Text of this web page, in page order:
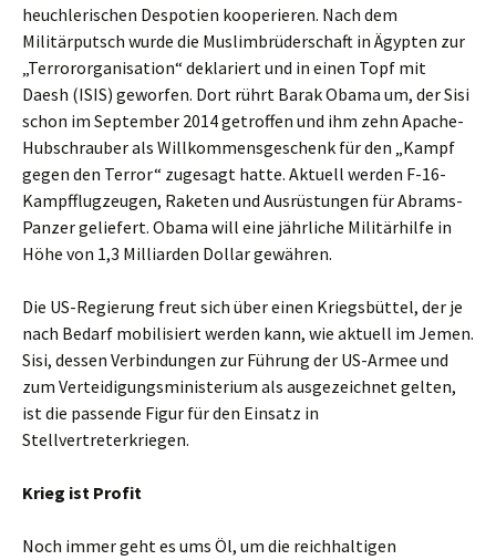
heuchlerischen Despotien kooperieren. Nach dem
Militärputsch wurde die Muslimbrüderschaft in Ägypten zur
„Terrororganisation“ deklariert und in einen Topf mit
Daesh (ISIS) geworfen. Dort rührt Barak Obama um, der Sisi
schon im September 2014 getroffen und ihm zehn Apache-
Hubschrauber als Willkommensgeschenk für den „Kampf
gegen den Terror“ zugesagt hatte. Aktuell werden F-16-
Kampfflugzeugen, Raketen und Ausrüstungen für Abrams-
Panzer geliefert. Obama will eine jährliche Militärhilfe in
Höhe von 1,3 Milliarden Dollar gewähren.
Die US-Regierung freut sich über einen Kriegsbüttel, der je
nach Bedarf mobilisiert werden kann, wie aktuell im Jemen.
Sisi, dessen Verbindungen zur Führung der US-Armee und
zum Verteidigungsministerium als ausgezeichnet gelten,
ist die passende Figur für den Einsatz in
Stellvertreterkriegen.
Krieg ist Profit
Noch immer geht es ums Öl, um die reichhaltigen